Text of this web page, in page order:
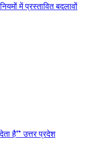
में प्रस्तावित बदलावों
है” उत्तर प्रदेश